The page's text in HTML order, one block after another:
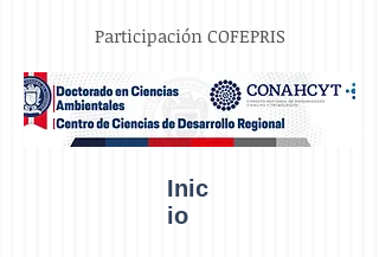
Participación COFEPRIS
Inic
io